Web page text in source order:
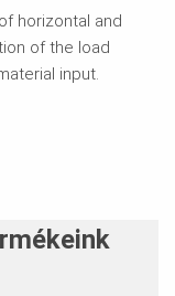
horizontal and
of the load
input.